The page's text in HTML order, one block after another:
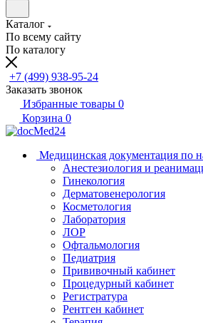
Каталог
По всему сайту
По каталогу
+7 (499) 938-95-24
Заказать звонок
Избранные товары 0
Корзина 0
Медицинская документация по
Анестезиология и
Гинекология
Дерматовенерология
Косметология
Лаборатория
ЛОР
Офтальмология
Педиатрия
Прививочный кабинет
Процедурный кабинет
Регистратура
Рентген кабинет